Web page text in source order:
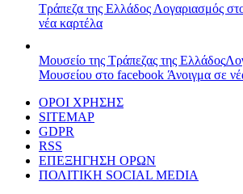
Τράπεζα της Ελλάδος Λογαριασμός
νέα καρτέλα
Μουσείο της Τράπεζας της Ελλάδος
Μουσείου στο facebook Άνοιγμα σε
ΟΡΟΙ ΧΡΗΣΗΣ
SITEMAP
GDPR
RSS
ΕΠΕΞΗΓΗΣΗ ΟΡΩΝ
ΠΟΛΙΤΙΚΗ SOCIAL MEDIA